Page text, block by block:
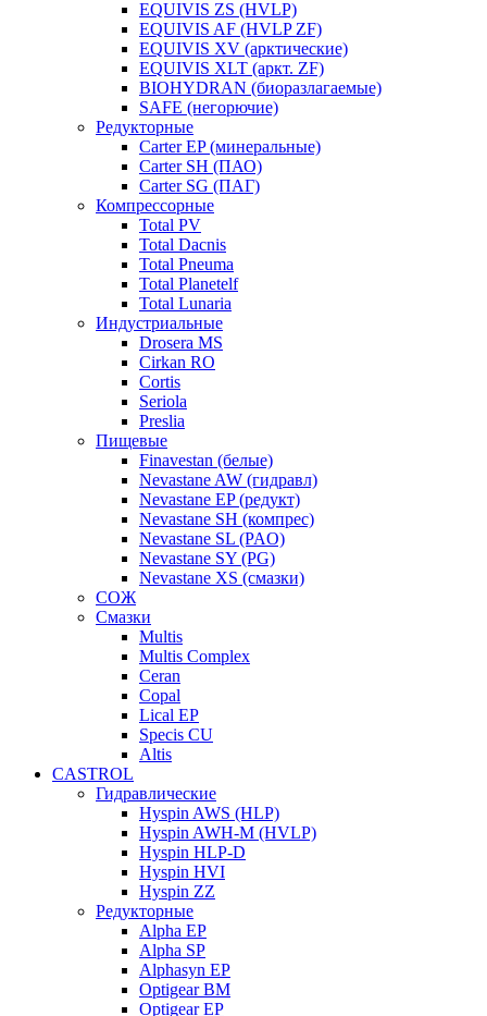
EQUIVIS ZS (HVLP)
EQUIVIS AF (HVLP ZF)
EQUIVIS XV (арктические)
EQUIVIS XLT (аркт. ZF)
BIOHYDRAN (биоразлагаемые)
SAFE (негорючие)
Редукторные
Carter EP (минеральные)
Carter SH (ПАО)
Carter SG (ПАГ)
Компрессорные
Total PV
Total Dacnis
Total Pneuma
Total Planetelf
Total Lunaria
Индустриальные
Drosera MS
Cirkan RO
Cortis
Seriola
Preslia
Пищевые
Finavestan (белые)
Nevastane AW (гидравл)
Nevastane EP (редукт)
Nevastane SH (компрес)
Nevastane SL (PAO)
Nevastane SY (PG)
Nevastane XS (смазки)
СОЖ
Смазки
Multis
Multis Complex
Ceran
Copal
Lical EP
Specis CU
Altis
CASTROL
Гидравлические
Hyspin AWS (HLP)
Hyspin AWH-M (HVLP)
Hyspin HLP-D
Hyspin HVI
Hyspin ZZ
Редукторные
Alpha EP
Alpha SP
Alphasyn EP
Optigear BM
Optigear EP